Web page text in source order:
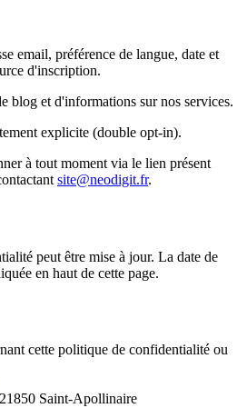
email, préférence de langue, date et
d'inscription.
blog et d'informations sur nos services.
explicite (double opt-in).
à tout moment via le lien présent
site@neodigit.fr.
peut être mise à jour. La date de
en haut de cette page.
cette politique de confidentialité ou
Saint-Apollinaire